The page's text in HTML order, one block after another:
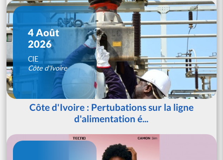
4 Août
2026
CIE
Côte d'Ivoire
Côte d'Ivoire : Pertubations sur la ligne
d'alimentation é...